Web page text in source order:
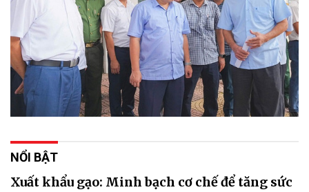
NỔI BẬT
Xuất khẩu gạo: Minh bạch cơ chế để tăng sức